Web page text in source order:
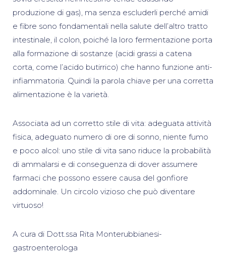
produzione di gas), ma senza escluderli perché amidi
e fibre sono fondamentali nella salute dell’altro tratto
intestinale, il colon, poiché la loro fermentazione porta
alla formazione di sostanze (acidi grassi a catena
corta, come l’acido butirrico) che hanno funzione anti-
infiammatoria. Quindi la parola chiave per una corretta
alimentazione è la varietà.
Associata ad un corretto stile di vita: adeguata attività
fisica, adeguato numero di ore di sonno, niente fumo
e poco alcol: uno stile di vita sano riduce la probabilità
di ammalarsi e di conseguenza di dover assumere
farmaci che possono essere causa del gonfiore
addominale. Un circolo vizioso che può diventare
virtuoso!
A cura di Dott.ssa Rita Monterubbianesi-
gastroenterologa